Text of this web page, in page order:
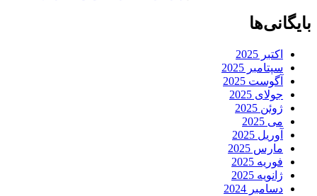
بایگانی‌ها
اکتبر 2025
سپتامبر 2025
آگوست 2025
جولای 2025
ژوئن 2025
می 2025
آوریل 2025
مارس 2025
فوریه 2025
ژانویه 2025
دسامبر 2024